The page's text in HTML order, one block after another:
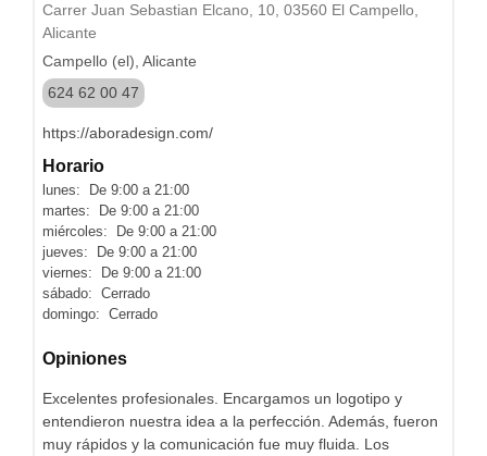
Carrer Juan Sebastian Elcano, 10, 03560 El Campello,
Alicante
Campello (el), Alicante
624 62 00 47
https://aboradesign.com/
Horario
lunes: De 9:00 a 21:00
martes: De 9:00 a 21:00
miércoles: De 9:00 a 21:00
jueves: De 9:00 a 21:00
viernes: De 9:00 a 21:00
sábado: Cerrado
domingo: Cerrado
Opiniones
Excelentes profesionales. Encargamos un logotipo y
entendieron nuestra idea a la perfección. Además, fueron
muy rápidos y la comunicación fue muy fluida. Los